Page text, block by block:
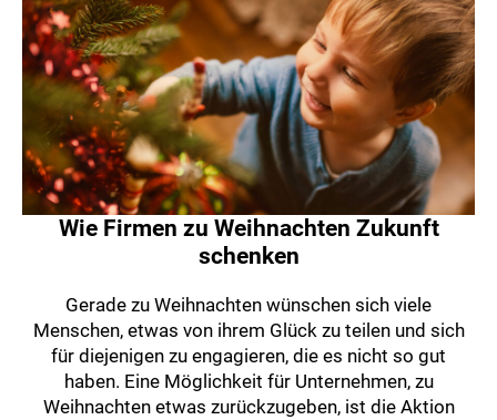
Wie Firmen zu Weihnachten Zukunft
schenken
Gerade zu Weihnachten wünschen sich viele
Menschen, etwas von ihrem Glück zu teilen und sich
für diejenigen zu engagieren, die es nicht so gut
haben. Eine Möglichkeit für Unternehmen, zu
Weihnachten etwas zurückzugeben, ist die Aktion